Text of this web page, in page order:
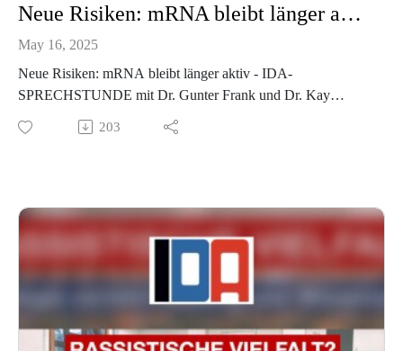
Neue Risiken: mRNA bleibt länger aktiv - IDA-SPRECHSTUNDE mit Dr. Gunter Frank und Dr. Kay Klapproth vom 14.05.2025
May 16, 2025
Neue Risiken: mRNA bleibt länger aktiv - IDA-
SPRECHSTUNDE mit Dr. Gunter Frank und Dr. Kay
Klapproth vom 14.05.2025
In der heutigen Sprechstunde diskutieren der Mediziner
die gar nicht an Covid-19 gestorben sind, die
parlamentarische Aufarbeitung eines desaströsen
Pandemiemanagements und um das alarmierende
Wiedererstarken von Diffamierung, Zensur und
Überwachung Andersdenkender in Deutschland – ein Trend,
der auch international für Aufsehen sorgt.
203